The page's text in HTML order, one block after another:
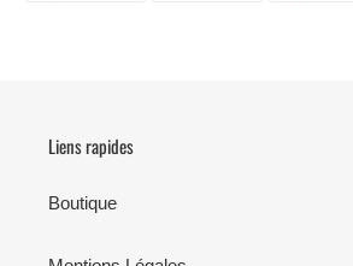
Liens rapides
Boutique